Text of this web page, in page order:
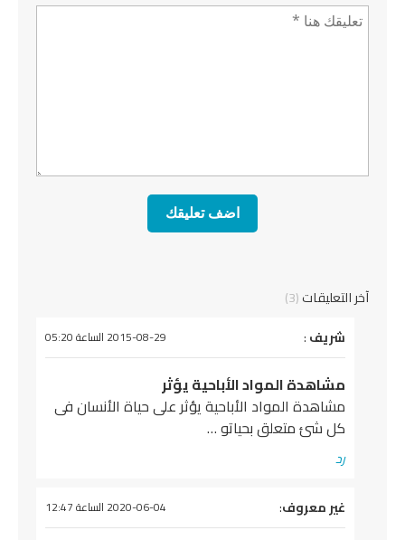
تعليق *
آخر التعليقات(3)
يقول
شريف: 2015-08-29 الساعة 05:20
مشاهدة المواد الأباحية يؤثر
مشاهدة المواد الأباحية يؤثر على حياة الأنسان فى
كل شئ متعلق بحياتو …
رد
يقول
غير معروف: 2020-06-04 الساعة 12:47